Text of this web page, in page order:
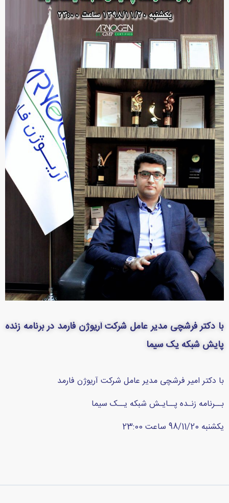
با دکتر فرشچی مدیر عامل شرکت آریوژن فارمد در برنامه زنده
پایش شبکه یک سیما
با دکتر امیر فرشچی مدیر عامل شرکت آریوژن فارمد
بــرنامه زنـده پــایـش شبکه یــک سیما
یکشنبه 98/11/20 ساعت 23:00